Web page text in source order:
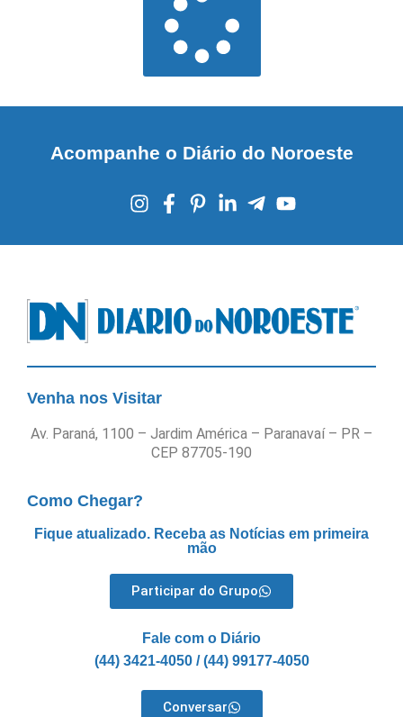
Acompanhe o Diário do Noroeste
Venha nos Visitar
Av. Paraná, 1100 – Jardim América – Paranavaí – PR –
CEP 87705-190
Como Chegar?
Fique atualizado. Receba as Notícias em primeira
mão
Participar do Grupo
Fale com o Diário
(44) 3421-4050 / (44) 99177-4050
Conversar